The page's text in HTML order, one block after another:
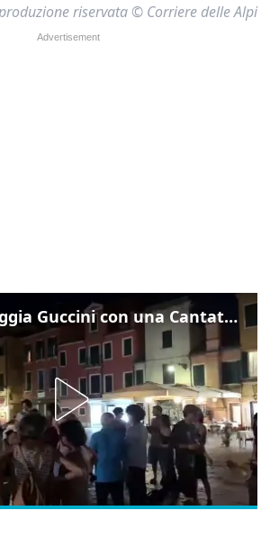
riservata © Corriere delle Alpi
Venezia omaggia Guccini con una Cantata Anarchica in campo Santa Margherita